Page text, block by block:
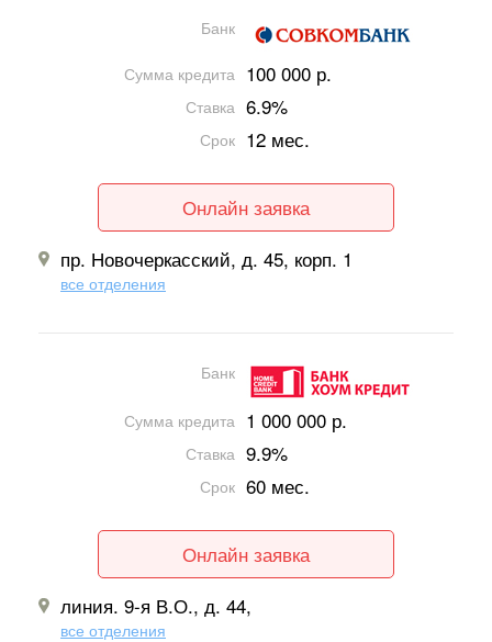
Банк
Сумма кредита 100 000 р.
Ставка 6.9%
Срок 12 мес.
Онлайн заявка
пр. Новочеркасский, д. 45, корп. 1
все отделения
Банк
Сумма кредита 1 000 000 р.
Ставка 9.9%
Срок 60 мес.
Онлайн заявка
линия. 9-я В.О., д. 44,
все отделения